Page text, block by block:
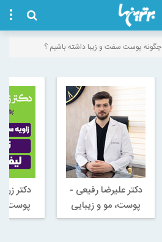
چگونه پوست سفت و زیبا داشته باشیم ؟
دکتر علیرضا رفیعی -
پوست، مو و زیبایی
دکتر
پوست،